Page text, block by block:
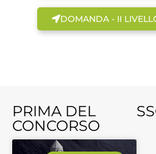
DOMANDA - II
PRIMA DEL
CONCORSO